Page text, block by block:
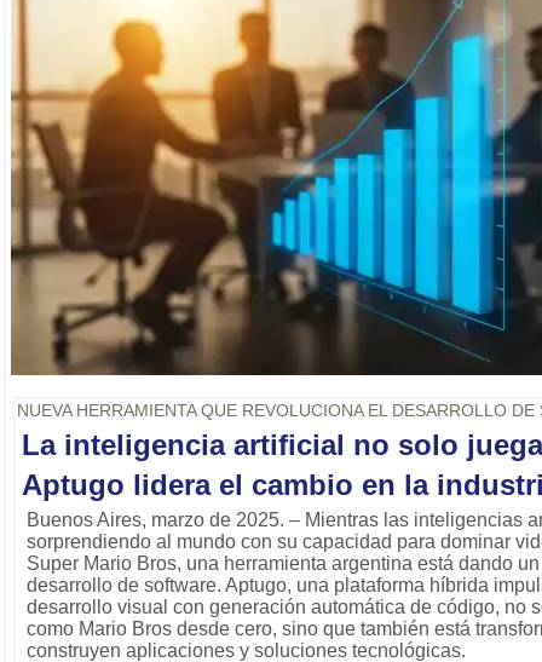
NUEVA HERRAMIENTA QUE REVOLUCIONA EL DESARROLLO DE
La inteligencia artificial no solo
Aptugo lidera el cambio en la
Buenos Aires, marzo de 2025. – Mientras las inteligencias
sorprendiendo al mundo con su capacidad para dominar
Super Mario Bros, una herramienta argentina está dando
desarrollo de software. Aptugo, una plataforma híbrida
desarrollo visual con generación automática de código, no
como Mario Bros desde cero, sino que también está
construyen aplicaciones y soluciones tecnológicas.